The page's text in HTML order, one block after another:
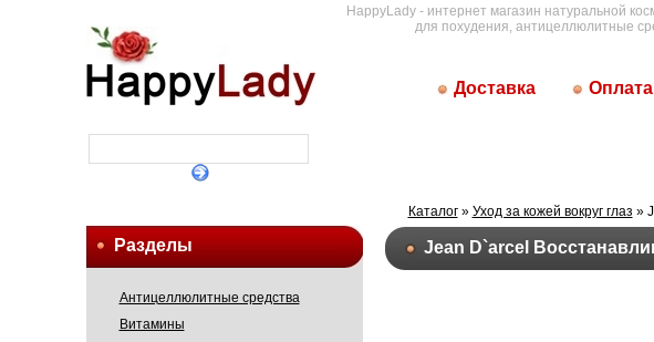
HappyLady - интернет магазин натуральной
для похудения, антицеллюлитные
Доставка Оплата
Разделы
Антицеллюлитные средства
Витамины
Каталог» Уход за кожей вокруг глаз »
Jean D`arcel